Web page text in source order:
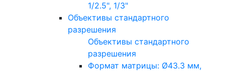
1/2.5", 1/3"
Объективы стандартного
разрешения
Объективы стандартного
разрешения
Формат матрицы: Ø43.3 мм,